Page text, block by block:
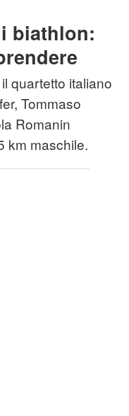
biathlon:
quartetto italiano
Tommaso
Romanin
km maschile.